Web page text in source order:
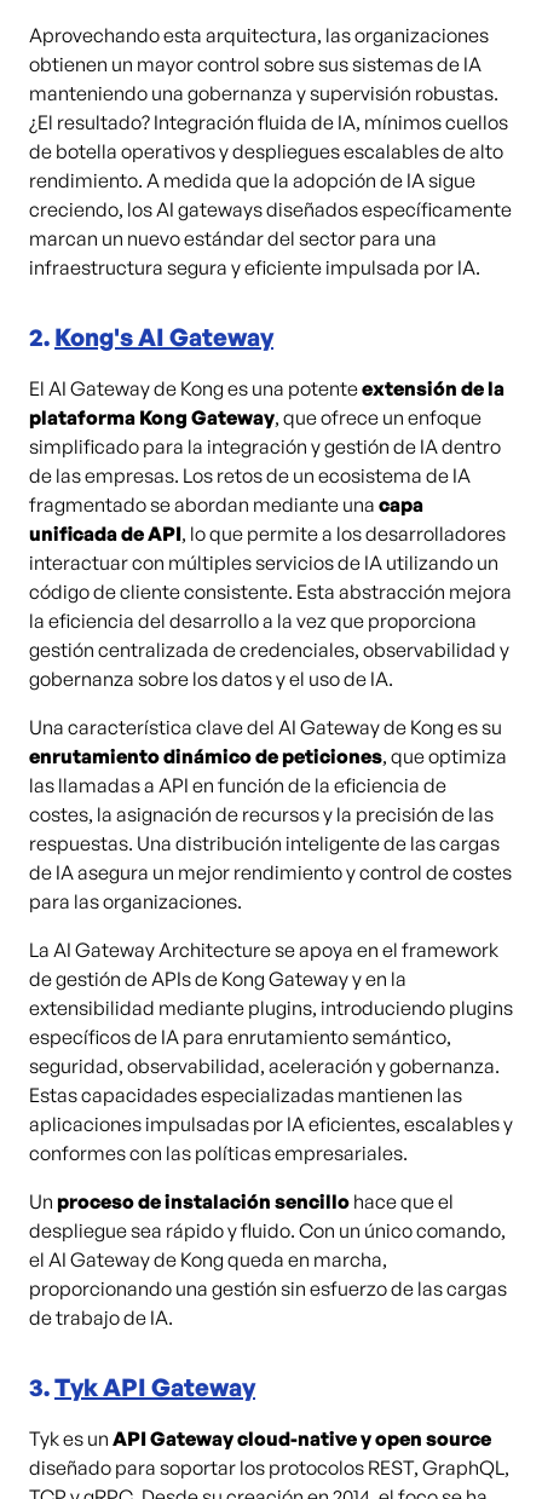
Aprovechando esta arquitectura, las organizaciones
obtienen un mayor control sobre sus sistemas de IA
manteniendo una gobernanza y supervisión robustas.
¿El resultado? Integración fluida de IA, mínimos cuellos
de botella operativos y despliegues escalables de alto
rendimiento. A medida que la adopción de IA sigue
creciendo, los AI gateways diseñados específicamente
marcan un nuevo estándar del sector para una
infraestructura segura y eficiente impulsada por IA.
2. Kong's AI Gateway
El AI Gateway de Kong es una potenteextensión de la
plataforma Kong Gateway, que ofrece un enfoque
simplificado para la integración y gestión de IA dentro
de las empresas. Los retos de un ecosistema de IA
fragmentado se abordan mediante una capa
unificada de API, lo que permite a los desarrolladores
interactuar con múltiples servicios de IA utilizando un
código de cliente consistente. Esta abstracción mejora
la eficiencia del desarrollo a la vez que proporciona
gestión centralizada de credenciales, observabilidad y
gobernanza sobre los datos y el uso de IA.
Una característica clave del AI Gateway de Kong es su
enrutamiento dinámico de peticiones, que optimiza
las llamadas a API en función de la eficiencia de
costes, la asignación de recursos y la precisión de las
respuestas. Una distribución inteligente de las cargas
de IA asegura un mejor rendimiento y control de costes
para las organizaciones.
La AI Gateway Architecture se apoya en el framework
de gestión de APIs de Kong Gateway y en la
extensibilidad mediante plugins, introduciendo plugins
específicos de IA para enrutamiento semántico,
seguridad, observabilidad, aceleración y gobernanza.
Estas capacidades especializadas mantienen las
aplicaciones impulsadas por IA eficientes, escalables y
conformes con las políticas empresariales.
Un proceso de instalación sencillo hace que el
despliegue sea rápido y fluido. Con un único comando,
el AI Gateway de Kong queda en marcha,
proporcionando una gestión sin esfuerzo de las cargas
de trabajo de IA.
3.Tyk API Gateway
Tyk es un API Gateway cloud-native y open source
diseñado para soportar los protocolos REST, GraphQL,